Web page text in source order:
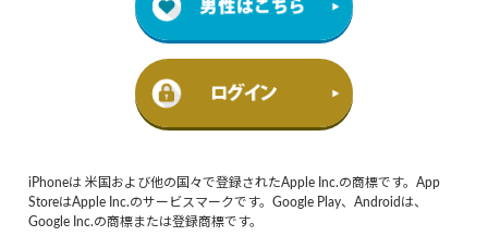
iPhoneは 米国および他の国々で登録されたApple Inc.の商標です。App
StoreはApple Inc.のサービスマークです。Google Play、Androidは、
Google Inc.の商標または登録商標です。